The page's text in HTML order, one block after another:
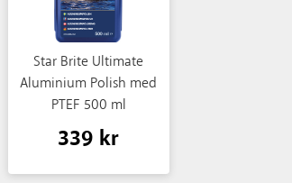
Star Brite Ultimate
Aluminium Polish med
PTEF 500 ml
339 kr